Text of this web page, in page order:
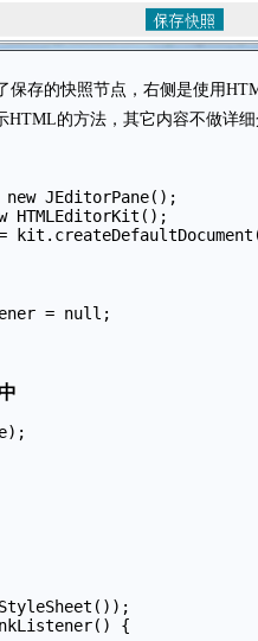
保存的快照节点，右侧是使用
HTML的方法，其它内容不做详细
JEditorPane();
HTMLEditorKit();
=
= null;